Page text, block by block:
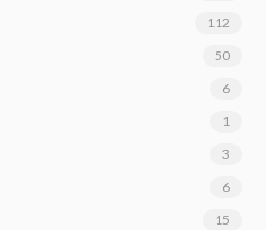
112
50
6
1
3
6
15